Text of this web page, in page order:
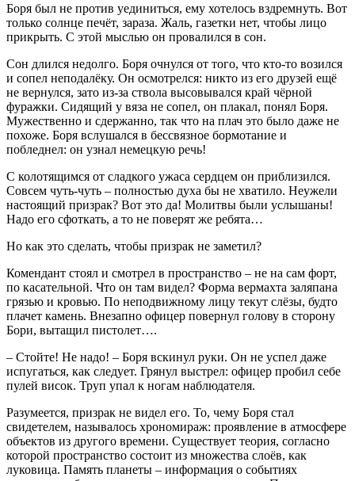
Боря был не против уединиться, ему хотелось вздремнуть. Вот
только солнце печёт, зараза. Жаль, газетки нет, чтобы лицо
прикрыть. С этой мыслью он провалился в сон.
Сон длился недолго. Боря очнулся от того, что кто-то возился
и сопел неподалёку. Он осмотрелся: никто из его друзей ещё
не вернулся, зато из-за ствола высовывался край чёрной
фуражки. Сидящий у вяза не сопел, он плакал, понял Боря.
Мужественно и сдержанно, так что на плач это было даже не
похоже. Боря вслушался в бессвязное бормотание и
побледнел: он узнал немецкую речь!
С колотящимся от сладкого ужаса сердцем он приблизился.
Совсем чуть-чуть – полностью духа бы не хватило. Неужели
настоящий призрак? Вот это да! Молитвы были услышаны!
Надо его сфоткать, а то не поверят же ребята…
Но как это сделать, чтобы призрак не заметил?
Комендант стоял и смотрел в пространство – не на сам форт,
по касательной. Что он там видел? Форма вермахта заляпана
грязью и кровью. По неподвижному лицу текут слёзы, будто
плачет камень. Внезапно офицер повернул голову в сторону
Бори, вытащил пистолет….
– Стойте! Не надо! – Боря вскинул руки. Он не успел даже
испугаться, как следует. Грянул выстрел: офицер пробил себе
пулей висок. Труп упал к ногам наблюдателя.
Разумеется, призрак не видел его. То, чему Боря стал
свидетелем, называлось хрономираж: проявление в атмосфере
объектов из другого времени. Существует теория, согласно
которой пространство состоит из множества слоёв, как
луковица. Память планеты – информация о событиях